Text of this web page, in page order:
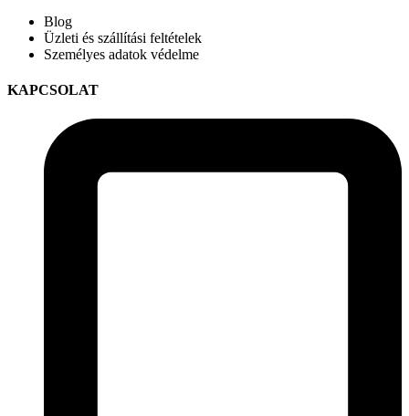
Blog
Üzleti és szállítási feltételek
Személyes adatok védelme
KAPCSOLAT